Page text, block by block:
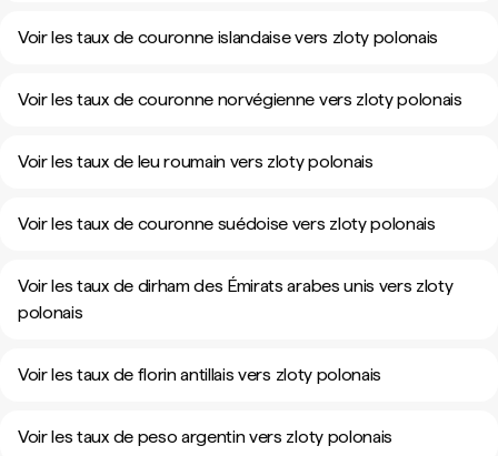
Voir les taux de couronne islandaise vers zloty polonais
Voir les taux de couronne norvégienne vers zloty polonais
Voir les taux de leu roumain vers zloty polonais
Voir les taux de couronne suédoise vers zloty polonais
Voir les taux de dirham des Émirats arabes unis vers zloty
polonais
Voir les taux de florin antillais vers zloty polonais
Voir les taux de peso argentin vers zloty polonais